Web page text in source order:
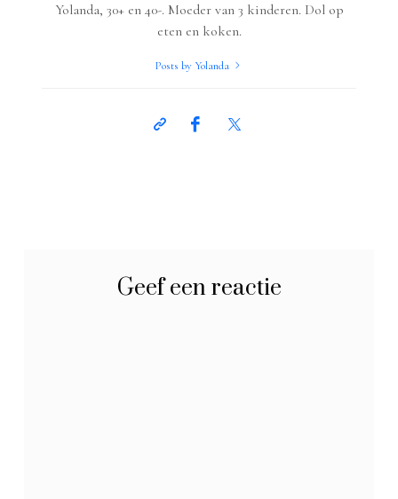
Yolanda, 30+ en 40-. Moeder van 3 kinderen. Dol op
eten en koken.
Posts by Yolanda
Geef een reactie